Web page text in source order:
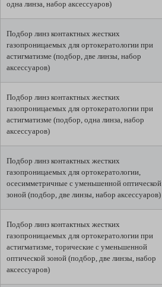
одна линза, набор аксессуаров)
Подбор линз контактных жестких
газопроницаемых для ортокератологии при
астигматизме (подбор, две линзы, набор
аксессуаров)
Подбор линз контактных жестких
газопроницаемых для ортокератологии при
астигматизме (подбор, одна линза, набор
аксессуаров)
Подбор линз контактных жестких
газопроницаемых для ортокератологии,
осесимметричные с уменьшенной оптической
зоной (подбор, две линзы, набор аксессуаров)
Подбор линз контактных жестких
газопроницаемых для ортокератологии при
астигматизме, торические с уменьшенной
оптической зоной (подбор, две линзы, набор
аксессуаров)